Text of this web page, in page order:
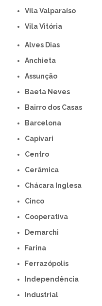
Vila Valparaíso
Vila Vitória
Alves Dias
Anchieta
Assunção
Baeta Neves
Bairro dos Casas
Barcelona
Capivari
Centro
Cerâmica
Chácara Inglesa
Cinco
Cooperativa
Demarchi
Farina
Ferrazópolis
Independência
Industrial